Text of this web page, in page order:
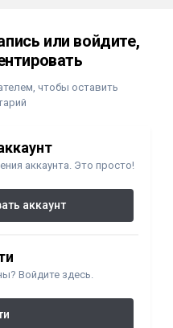
или войдите,
чтобы оставить
аккаунта. Это просто!
аккаунт
Войдите здесь.